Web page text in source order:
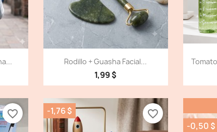
Vista detallada
Rodillo + Guasha Facial...
1,99 $
favorite_border -1,76 $ favorite_border
-0,50 $